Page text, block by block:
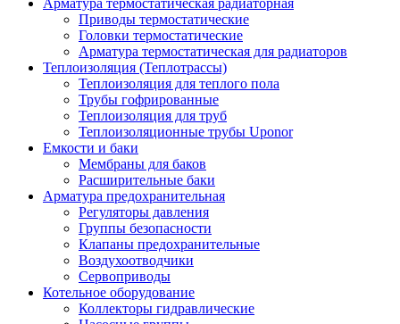
Арматура термостатическая радиаторная
Приводы термостатические
Головки термостатические
Арматура термостатическая для радиаторов
Теплоизоляция (Теплотрассы)
Теплоизоляция для теплого пола
Трубы гофрированные
Теплоизоляция для труб
Теплоизоляционные трубы Uponor
Емкости и баки
Мембраны для баков
Расширительные баки
Арматура предохранительная
Регуляторы давления
Группы безопасности
Клапаны предохранительные
Воздухоотводчики
Сервоприводы
Котельное оборудование
Коллекторы гидравлические